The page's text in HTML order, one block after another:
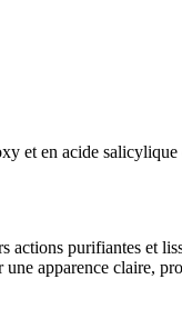
et en acide
purifiantes et
apparence claire,